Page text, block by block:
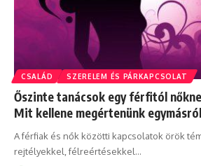
CSALÁD SZERELEM ÉS PÁRKAPCSOLAT
Őszinte tanácsok egy férfitól
Mit kellene megértenünk
A férfiak és nők közötti kapcsolatok örök
rejtélyekkel, félreértésekkel…